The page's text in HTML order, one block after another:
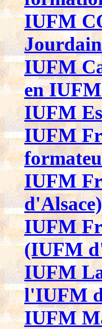
IUFM
Jourdain
IUFM
en
IUFM
IUFM
IUFM
d'Alsace)
IUFM
(IUFM
IUFM
l'IUFM
IUFM